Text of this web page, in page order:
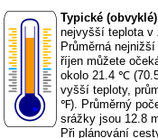
Typické
nejvyšší teplota
Průměrná
říjen můžete
okolo 21.4 ℃
vyšší teploty,
℉). Průměrný
srážky jsou 12.8
Při plánování